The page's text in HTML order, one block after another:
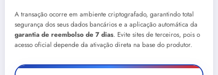
A transação ocorre em ambiente criptografado, garantindo total
segurança dos seus dados bancários e a aplicação automática da
garantia de reembolso de 7 dias. Evite sites de terceiros, pois o
acesso oficial depende da ativação direta na base do produtor.